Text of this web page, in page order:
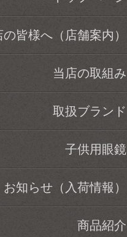
の皆様へ（店舗案内）
当店の取組み
取扱ブランド
子供用眼鏡
お知らせ（入荷情報）
商品紹介